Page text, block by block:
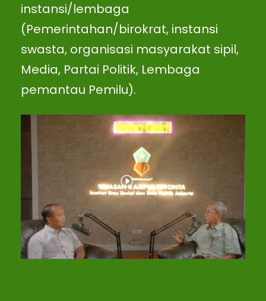
instansi/lembaga
(Pemerintahan/birokrat, instansi
swasta, organisasi masyarakat sipil,
Media, Partai Politik, Lembaga
pemantau Pemilu).